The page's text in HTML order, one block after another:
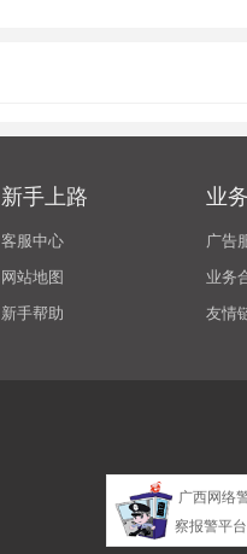
新手上路
客服中心
网站地图
新手帮助
业
广告
业务
友情
广西网络
察报警平台